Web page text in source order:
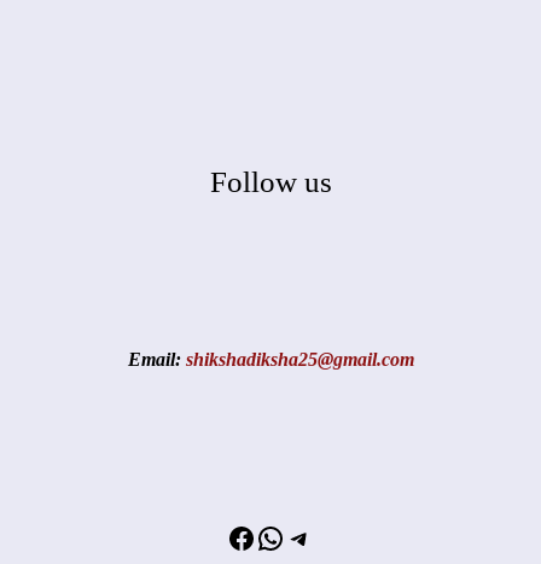
Follow us
Email: shikshadiksha25@gmail.com
Facebook
WhatsApp
Telegram